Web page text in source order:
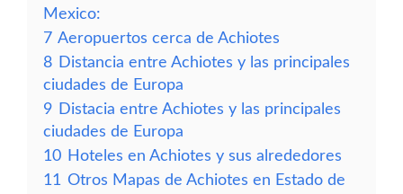
Mexico:
7 Aeropuertos cerca de Achiotes
8 Distancia entre Achiotes y las principales
ciudades de Europa
9 Distacia entre Achiotes y las principales
ciudades de Europa
10 Hoteles en Achiotes y sus alrededores
11 Otros Mapas de Achiotes en Estado de